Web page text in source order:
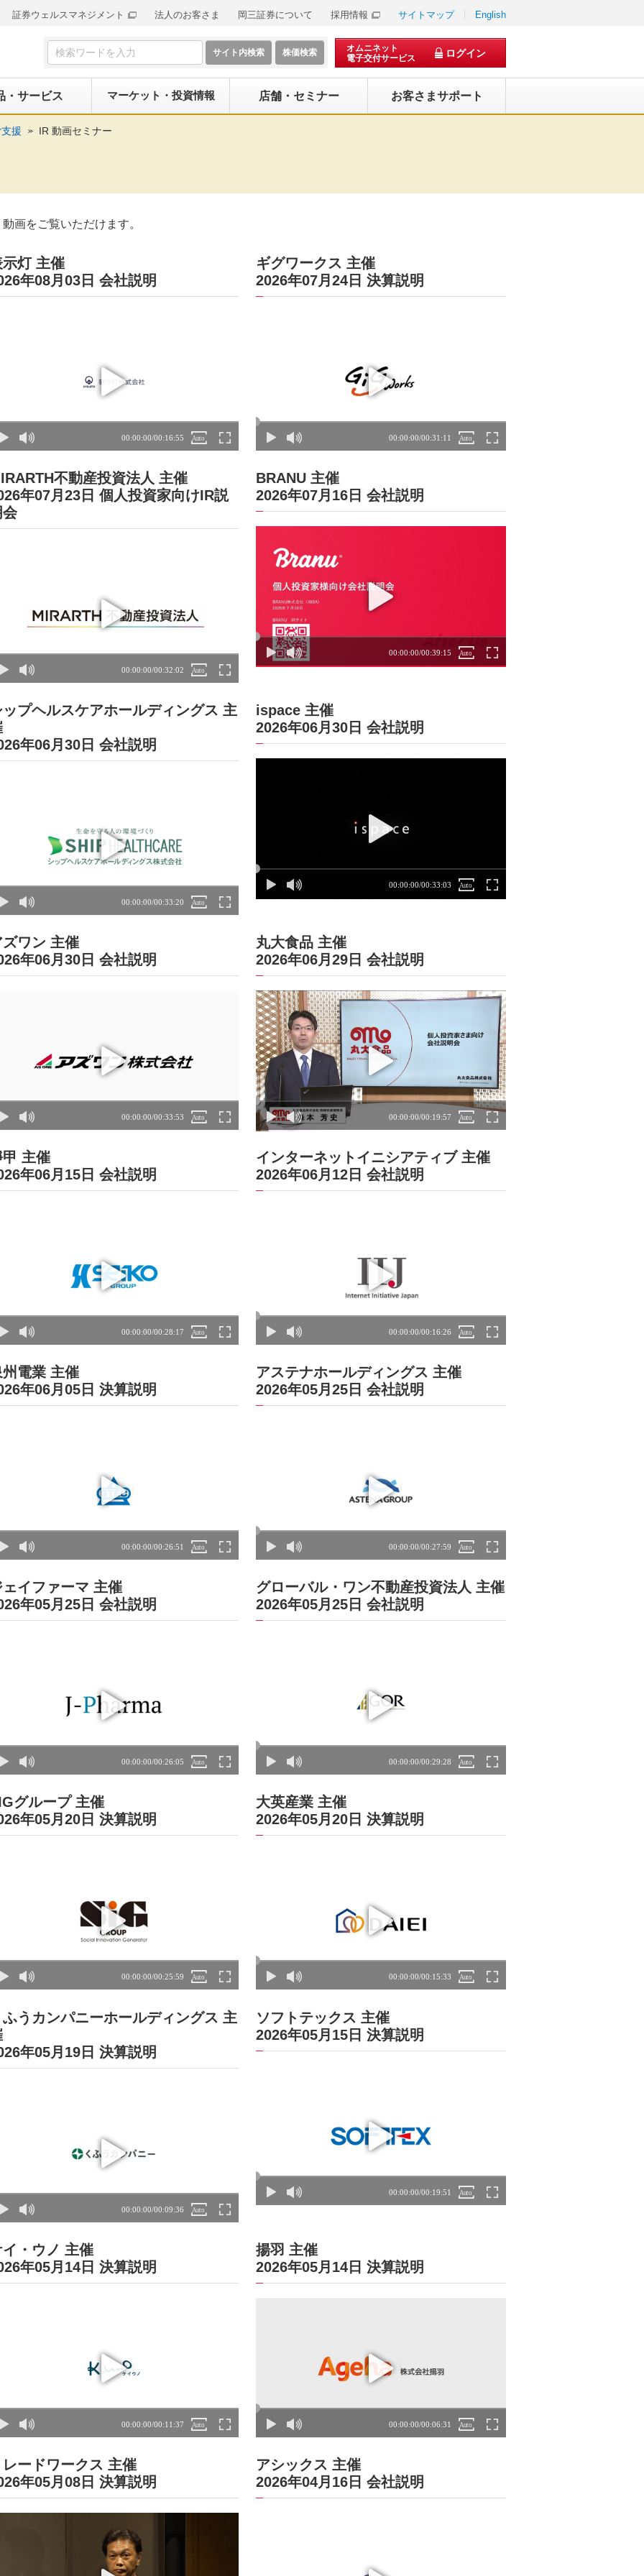
証券ウェルスマネジメント 法人のお客さま 岡三証券について 採用情報 サイトマップ English
検索フォーム
オムニネット
電子交付サービス
ログイン
・サービス マーケット・投資情報 店舗・セミナー お客さまサポート
援 IR 動画セミナー
動画をご覧いただけます。
示灯 主催
年08月03日 会社説明
ギグワークス 主催
2026年07月24日 決算説明
不動産投資法人 主催
年07月23日 個人投資家向けIR説
会
BRANU 主催
2026年07月16日 会社説明
ップヘルスケアホールディングス 主
年06月30日 会社説明
ispace 主催
2026年06月30日 会社説明
ズワン 主催
年06月30日 会社説明
丸大食品 主催
2026年06月29日 会社説明
甲 主催
年06月15日 会社説明
インターネットイニシアティブ 主催
2026年06月12日 会社説明
州電業 主催
年06月05日 決算説明
アステナホールディングス 主催
2026年05月25日 会社説明
ェイファーマ 主催
年05月25日 会社説明
グローバル・ワン不動産投資法人 主催
2026年05月25日 会社説明
グループ 主催
年05月20日 決算説明
大英産業 主催
2026年05月20日 決算説明
ふうカンパニーホールディングス 主
年05月19日 決算説明
ソフトテックス 主催
2026年05月15日 決算説明
イ・ウノ 主催
年05月14日 決算説明
揚羽 主催
2026年05月14日 決算説明
レードワークス 主催
年05月08日 決算説明
アシックス 主催
2026年04月16日 会社説明